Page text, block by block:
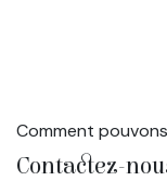
Comment
Contactez-